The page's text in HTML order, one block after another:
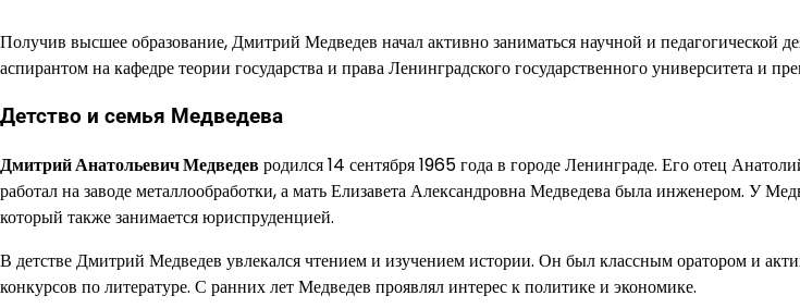
Получив высшее образование, Дмитрий Медведев начал активно заниматься научной и педагогической
аспирантом на кафедре теории государства и права Ленинградского государственного университета и
Детство и семья Медведева
Дмитрий Анатольевич Медведевродился 14 сентября 1965 года в городе Ленинграде. Его отец
работал на заводе металлообработки, а мать Елизавета Александровна Медведева была инженером. У
который также занимается юриспруденцией.
В детстве Дмитрий Медведев увлекался чтением и изучением истории. Он был классным оратором и
конкурсов по литературе. С ранних лет Медведев проявлял интерес к политике и экономике.